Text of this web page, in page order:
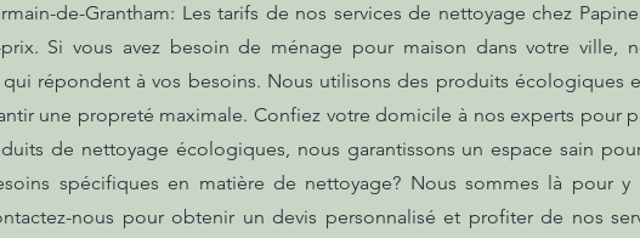
de-Grantham: Les tarifs de nos services de nettoyage chez
Si vous avez besoin de ménage pour maison dans votre ville,
répondent à vos besoins. Nous utilisons des produits écologiques
une propreté maximale. Confiez votre domicile à nos experts pour
de nettoyage écologiques, nous garantissons un espace sain
spécifiques en matière de nettoyage? Nous sommes là pour
nous pour obtenir un devis personnalisé et profiter de nos